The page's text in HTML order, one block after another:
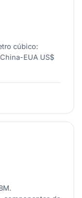
cúbico:
EUA US$